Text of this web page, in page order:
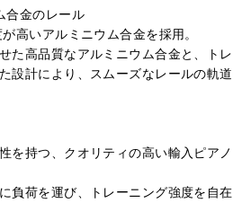
合金のレール
高いアルミニウム合金を採用。
た高品質なアルミニウム合金と、トレ
設計により、スムーズなレールの軌道
を持つ、クオリティの高い輸入ピアノ
負荷を運び、トレーニング強度を自在